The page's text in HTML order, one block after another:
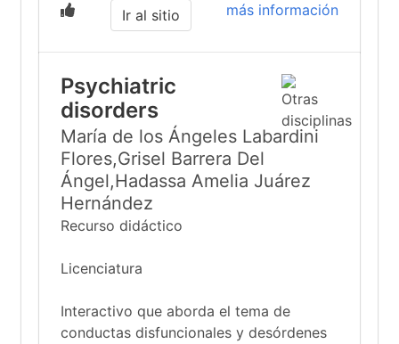
más información
Ir al sitio
Psychiatric
disorders
María de los Ángeles Labardini
Flores,Grisel Barrera Del
Ángel,Hadassa Amelia Juárez
Hernández
Recurso didáctico
Licenciatura
Interactivo que aborda el tema de
conductas disfuncionales y desórdenes